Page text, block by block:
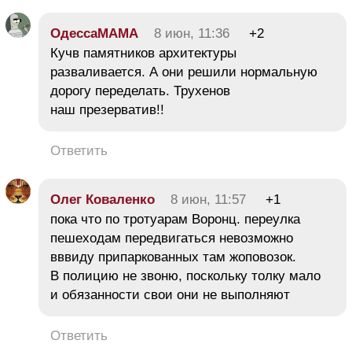
ОдессаМАМА 8 июн, 11:36
+2
Кучв памятников архитектуры
разваливается. А они решили нормальную
дорогу переделать. Трухенов
наш презерватив!!
Ответить
Олег Коваленко 8 июн, 11:57
+1
пока что по тротуарам Воронц. переулка
пешеходам передвигаться невозможно
вввиду припаркованных там жоповозок.
В полицию не звоню, поскольку толку мало
и обязанности свои они не выполняют
Ответить